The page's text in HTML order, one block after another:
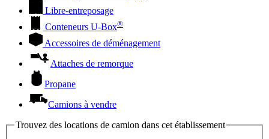
Libre-entreposage
Conteneurs U-Box®
Accessoires de déménagement
Attaches de remorque
Propane
Camions à vendre
Trouvez des locations de camion dans cet établissement